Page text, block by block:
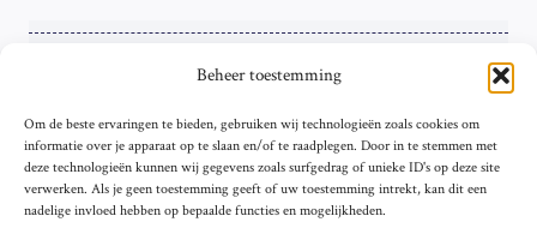
Beheer toestemming
Om de beste ervaringen te bieden, gebruiken wij technologieën zoals cookies om
informatie over je apparaat op te slaan en/of te raadplegen. Door in te stemmen met
deze technologieën kunnen wij gegevens zoals surfgedrag of unieke ID's op deze site
verwerken. Als je geen toestemming geeft of uw toestemming intrekt, kan dit een
nadelige invloed hebben op bepaalde functies en mogelijkheden.
ZAKELIJK
Hardnekkige Inflatie bij de ‘Grote Vier’
van de Eurozone
Mei 29, 2026